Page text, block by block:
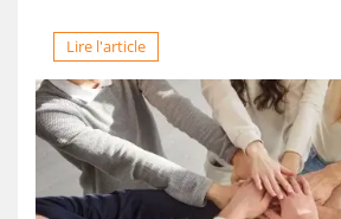
Lire l'article